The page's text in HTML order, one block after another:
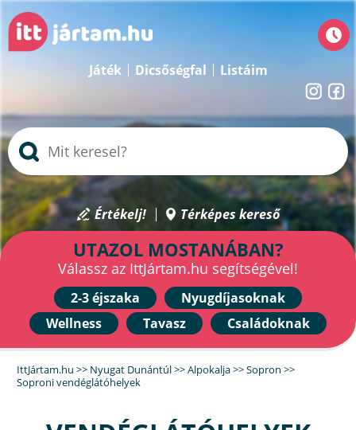
Játék Dicsőségfal Listáim
Értékelj! Térképes kereső
UTAZOL MOSTANÁBAN?
Válassz az IttJártam.hu segítségével!
2-3 éjszaka
Nyugdíjasoknak
Wellness
Tavasz Családoknak
IttJártam.hu >> Nyugat Dunántúl>>Alpokalja>>Sopron >>
Soproni vendéglátóhelyek